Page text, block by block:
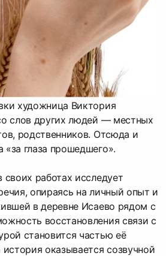
художница Виктория
слов других людей — местных
родственников. Отсюда и
глаза прошедшего».
работах исследует
опираясь на личный опыт и
в деревне Исаево рядом с
восстановления связи с
становится частью её
оказывается созвучной